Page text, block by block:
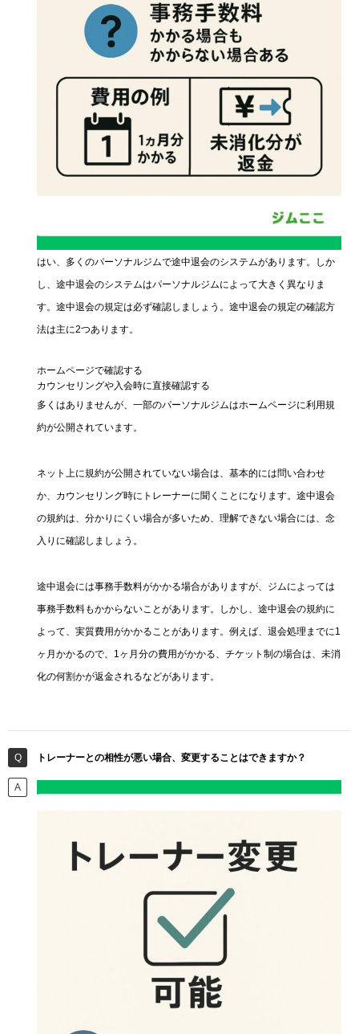
はい、多くのパーソナルジムで途中退会のシステムがあります。しか
し、途中退会のシステムはパーソナルジムによって大きく異なりま
す。途中退会の規定は必ず確認しましょう。途中退会の規定の確認方
法は主に2つあります。
ホームページで確認する
カウンセリングや入会時に直接確認する
多くはありませんが、一部のパーソナルジムはホームページに利用規
約が公開されています。
ネット上に規約が公開されていない場合は、基本的には問い合わせ
か、カウンセリング時にトレーナーに聞くことになります。途中退会
の規約は、分かりにくい場合が多いため、理解できない場合には、念
入りに確認しましょう。
途中退会には事務手数料がかかる場合がありますが、ジムによっては
事務手数料もかからないことがあります。しかし、途中退会の規約に
よって、実質費用がかかることがあります。例えば、退会処理までに1
ヶ月かかるので、1ヶ月分の費用がかかる、チケット制の場合は、未消
化の何割かが返金されるなどがあります。
トレーナーとの相性が悪い場合、変更することはできますか？